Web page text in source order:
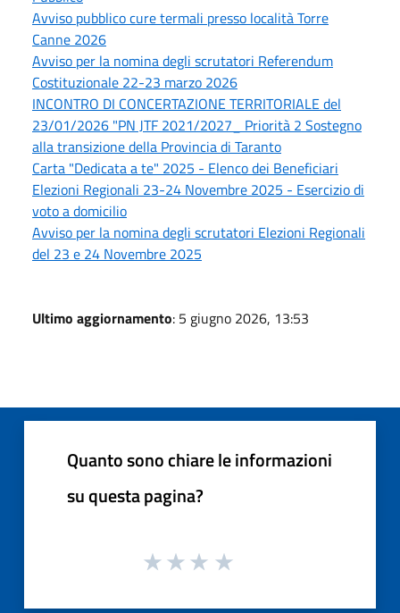
Avviso pubblico cure termali presso località Torre
Canne 2026
Avviso per la nomina degli scrutatori Referendum
Costituzionale 22-23 marzo 2026
INCONTRO DI CONCERTAZIONE TERRITORIALE del
23/01/2026 "PN JTF 2021/2027_ Priorità 2 Sostegno
alla transizione della Provincia di Taranto
Carta "Dedicata a te" 2025 - Elenco dei Beneficiari
Elezioni Regionali 23-24 Novembre 2025 - Esercizio di
voto a domicilio
Avviso per la nomina degli scrutatori Elezioni Regionali
del 23 e 24 Novembre 2025
Ultimo aggiornamento: 5 giugno 2026, 13:53
Quanto sono chiare le informazioni
su questa pagina?